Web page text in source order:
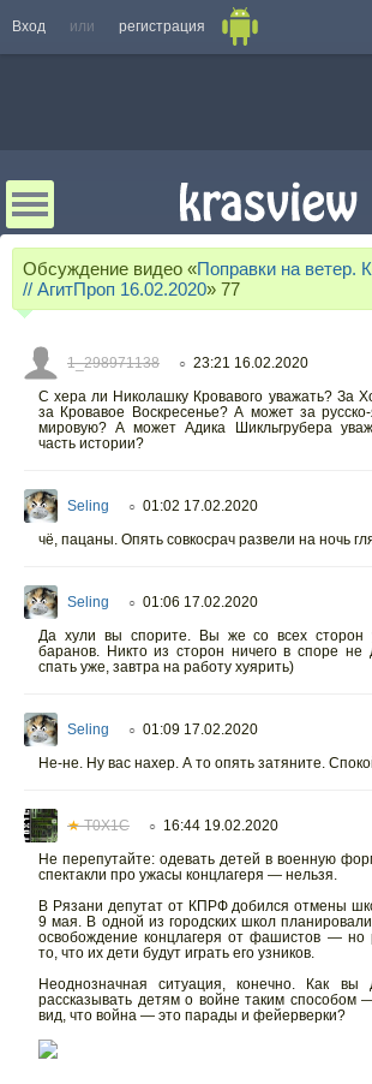
Вход или регистрация
Обсуждение видео «Поправки на ветер.
// АгитПроп 16.02.2020» 77
1_298971138 ○ 23:21 16.02.2020
С хера ли Николашку Кровавого уважать? За
за Кровавое Воскресенье? А может за
мировую? А может Адика Шикльгрубера
часть истории?
Seling ○ 01:02 17.02.2020
чё, пацаны. Опять совкосрач развели на ночь
Seling ○ 01:06 17.02.2020
Да хули вы спорите. Вы же со всех сторон
баранов. Никто из сторон ничего в споре не
спать уже, завтра на работу хуярить)
Seling ○ 01:09 17.02.2020
Не-не. Ну вас нахер. А то опять затяните.
★T0X1C ○ 16:44 19.02.2020
Не перепутайте: одевать детей в военную
спектакли про ужасы концлагеря — нельзя.
В Рязани депутат от КПРФ добился отмены
9 мая. В одной из городских школ
освобождение концлагеря от фашистов — но
то, что их дети будут играть его узников.
Неоднозначная ситуация, конечно. Как вы
рассказывать детям о войне таким способом
вид, что война — это парады и фейерверки?